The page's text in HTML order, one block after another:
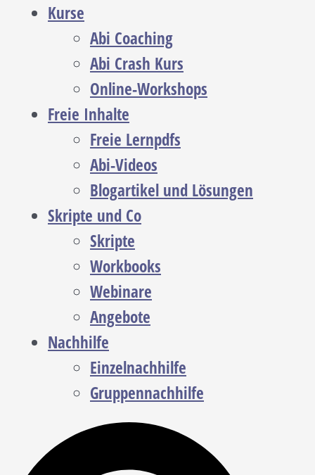
Kurse
Abi Coaching
Abi Crash Kurs
Online-Workshops
Freie Inhalte
Freie Lernpdfs
Abi-Videos
Blogartikel und Lösungen
Skripte und Co
Skripte
Workbooks
Webinare
Angebote
Nachhilfe
Einzelnachhilfe
Gruppennachhilfe